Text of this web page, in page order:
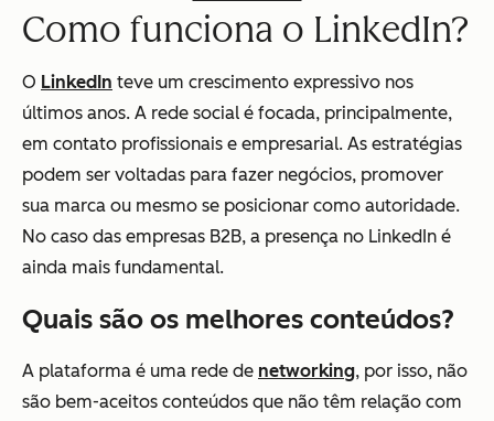
Como funciona o LinkedIn?
O LinkedIn teve um crescimento expressivo nos
últimos anos. A rede social é focada, principalmente,
em contato profissionais e empresarial. As estratégias
podem ser voltadas para fazer negócios, promover
sua marca ou mesmo se posicionar como autoridade.
No caso das empresas B2B, a presença no LinkedIn é
ainda mais fundamental.
Quais são os melhores conteúdos?
A plataforma é uma rede de networking, por isso, não
são bem-aceitos conteúdos que não têm relação com